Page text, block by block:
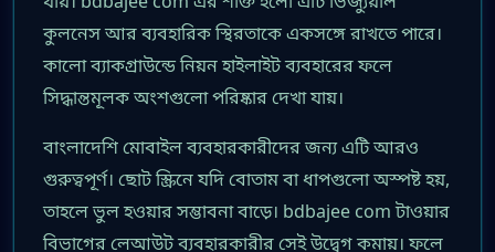
কুলনেস আর ব্যবহারিক স্থিরতাকে একসঙ্গে রাখতে পারে।
কালো ব্যাকগ্রাউন্ডে নিয়ন হাইলাইট ব্যবহারের ফলে
সিদ্ধান্তমূলক অংশগুলো পরিষ্কার দেখা যায়।
বাংলাদেশি মোবাইল ব্যবহারকারীদের জন্য এটি আরও
গুরুত্বপূর্ণ। ছোট স্ক্রিনে যদি বোতাম বা ধাপগুলো অস্পষ্ট হয়,
তাহলে ভুল হওয়ার সম্ভাবনা বাড়ে। bdbajee com টাওয়ার
বিভাগের লেআউট ব্যবহারকারীর সেই উদ্বেগ কমায়। ফলে